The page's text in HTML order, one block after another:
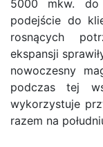
5000 mkw.
podejście do
rosnących
ekspansji
nowoczesny
podczas tej
wykorzystuje
razem na